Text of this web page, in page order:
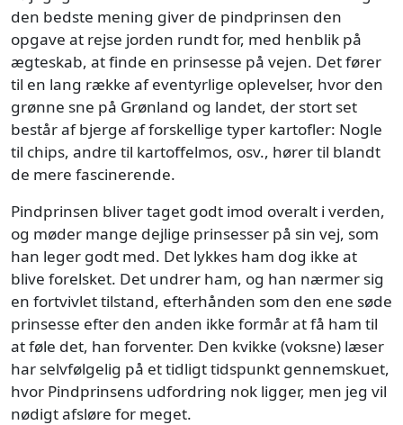
den bedste mening giver de pindprinsen den
opgave at rejse jorden rundt for, med henblik på
ægteskab, at finde en prinsesse på vejen. Det fører
til en lang række af eventyrlige oplevelser, hvor den
grønne sne på Grønland og landet, der stort set
består af bjerge af forskellige typer kartofler: Nogle
til chips, andre til kartoffelmos, osv., hører til blandt
de mere fascinerende.
Pindprinsen bliver taget godt imod overalt i verden,
og møder mange dejlige prinsesser på sin vej, som
han leger godt med. Det lykkes ham dog ikke at
blive forelsket. Det undrer ham, og han nærmer sig
en fortvivlet tilstand, efterhånden som den ene søde
prinsesse efter den anden ikke formår at få ham til
at føle det, han forventer. Den kvikke (voksne) læser
har selvfølgelig på et tidligt tidspunkt gennemskuet,
hvor Pindprinsens udfordring nok ligger, men jeg vil
nødigt afsløre for meget.